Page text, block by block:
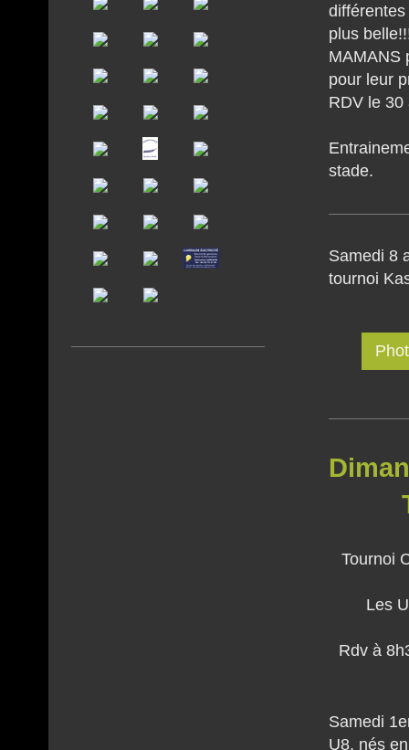
plus
MAMANS
pour leur
RDV le 30
stade.
Samedi 8
tournoi
Tournoi
Les
Rdv à
Samedi
U8, nés